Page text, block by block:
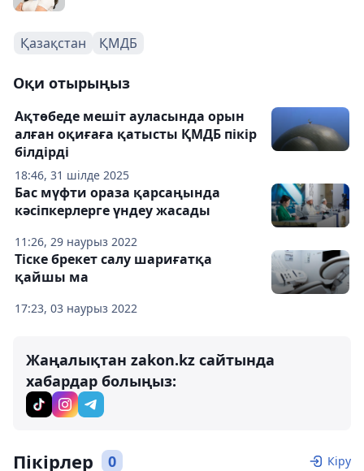
Қазақстан ҚМДБ
Оқи отырыңыз
18:46, 31 шілде 2025
Ақтөбеде мешіт ауласында орын
алған оқиғаға қатысты ҚМДБ пікір
білдірді
11:26, 29 наурыз 2022
Бас мүфти ораза қарсаңында
кәсіпкерлерге үндеу жасады
17:23, 03 наурыз 2022
Тіске брекет салу шариғатқа
қайшы ма
Жаңалықтан zakon.kz сайтында
хабардар болыңыз:
Пікірлер 0 Кіру